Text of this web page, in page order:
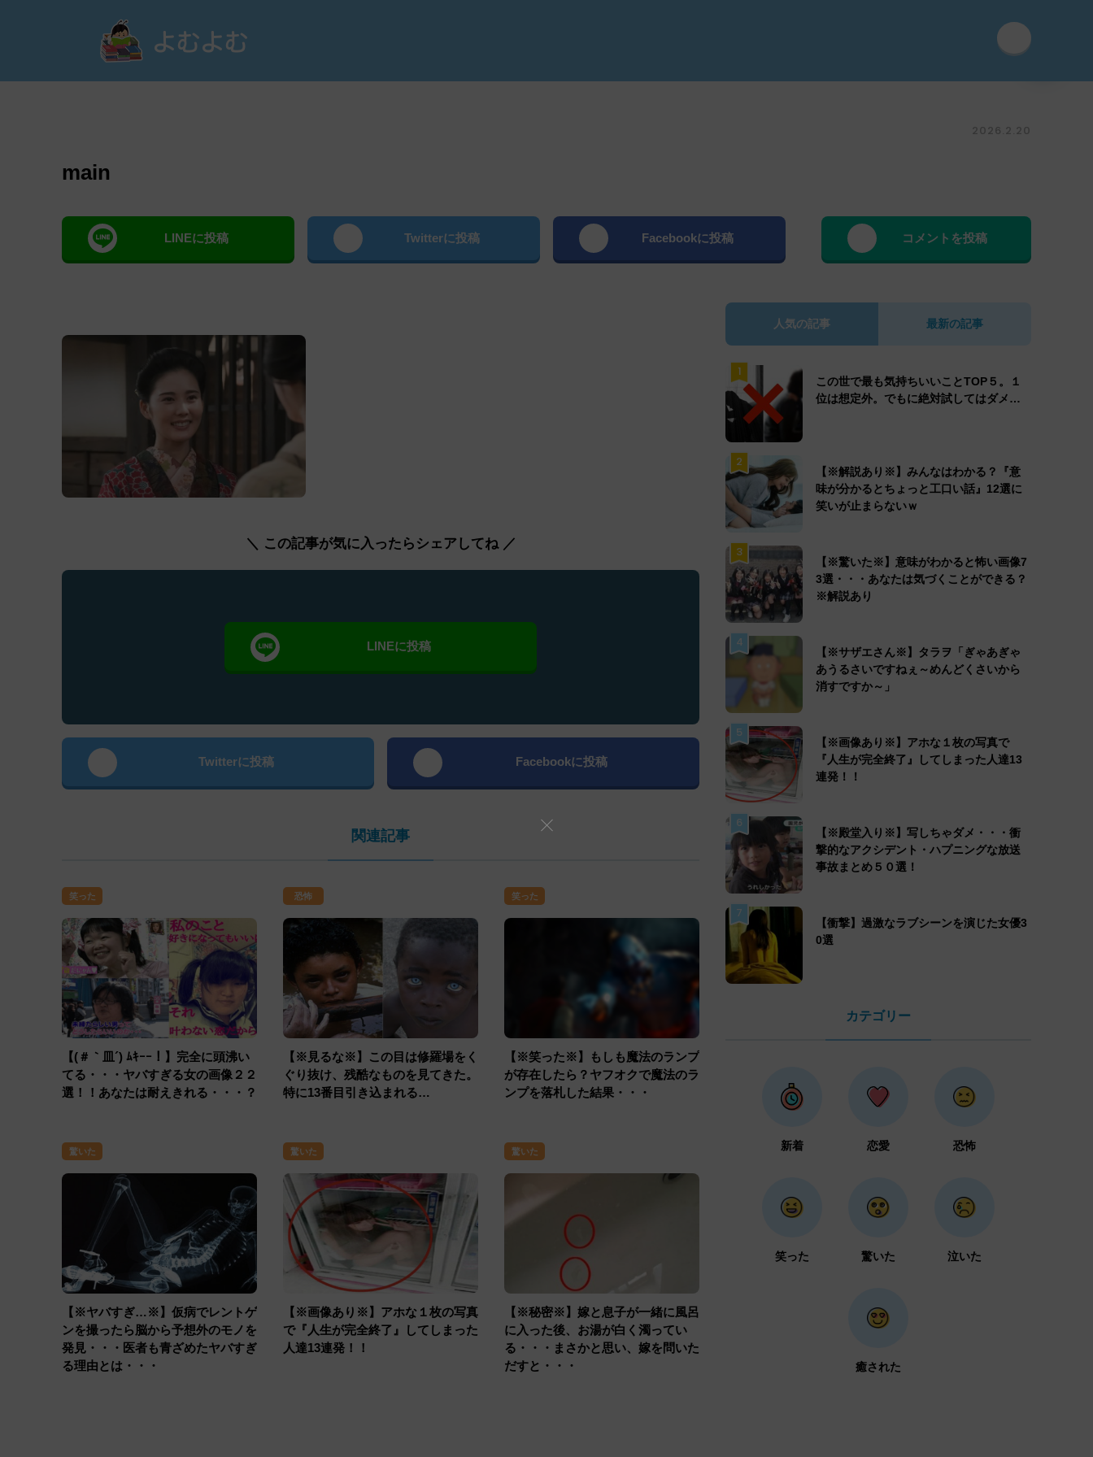
2026.2.20
main
LINEに投稿 Twitterに投稿 Facebookに投稿 コメントを投稿
＼ この記事が気に入ったらシェアしてね ／
LINEに投稿
Twitterに投稿 Facebookに投稿
関連記事
笑った
【(＃｀皿´) ﾑｷｰｰ！】完全に頭沸い
てる・・・ヤバすぎる女の画像２２
選！！あなたは耐えきれる・・・？
恐怖
【※見るな※】この目は修羅場をく
ぐり抜け、残酷なものを見てきた。
特に13番目引き込まれる…
笑った
【※笑った※】もしも魔法のランプ
が存在したら？ヤフオクで魔法のラ
ンプを落札した結果・・・
驚いた
【※ヤバすぎ…※】仮病でレントゲ
ンを撮ったら脳から予想外のモノを
発見・・・医者も青ざめたヤバすぎ
る理由とは・・・
驚いた
【※画像あり※】アホな１枚の写真
で『人生が完全終了』してしまった
人達13連発！！
驚いた
【※秘密※】嫁と息子が一緒に風呂
に入った後、お湯が白く濁ってい
る・・・まさかと思い、嫁を問いた
だすと・・・
人気の記事 最新の記事
1
この世で最も気持ちいいことTOP５。１
位は想定外。でもに絶対試してはダメ…
2
【※解説あり※】みんなはわかる？『意
味が分かるとちょっと工口い話』12選に
笑いが止まらないｗ
3
【※驚いた※】意味がわかると怖い画像7
3選・・・あなたは気づくことができる？
※解説あり
4
【※サザエさん※】タラヲ「ぎゃあぎゃ
あうるさいですねぇ～めんどくさいから
消すですか～」
5
【※画像あり※】アホな１枚の写真で
『人生が完全終了』してしまった人達13
連発！！
6
【※殿堂入り※】写しちゃダメ・・・衝
撃的なアクシデント・ハプニングな放送
事故まとめ５０選！
7
【衝撃】過激なラブシーンを演じた女優3
0選
カテゴリー
新着 恋愛 恐怖
笑った 驚いた 泣いた
癒された